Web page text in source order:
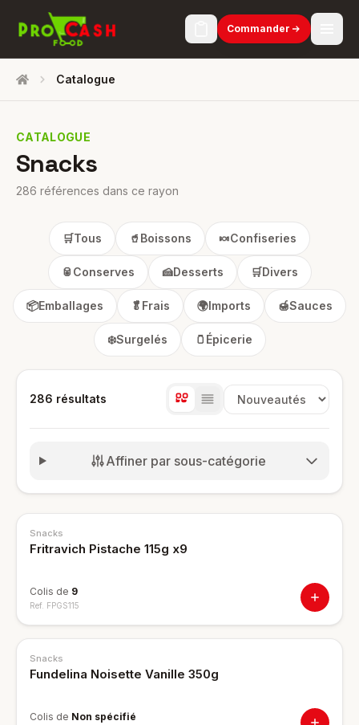
Commander
Accueil Catalogue
CATALOGUE
Snacks
286 références dans ce rayon
🛒Tous 🥤 Boissons 🍬Confiseries
🥫 Conserves 🍰Desserts 🛒Divers
📦Emballages 🥬 Frais 🌍Imports 🍯Sauces
❄️Surgelés 🫙 Épicerie
286 résultats
Trier les produits
Affiner par sous-catégorie
Snacks
Fritravich Pistache 115g x9
Colis de 9
Ref. FPGS115
Snacks
Fundelina Noisette Vanille 350g
Colis de Non spécifié